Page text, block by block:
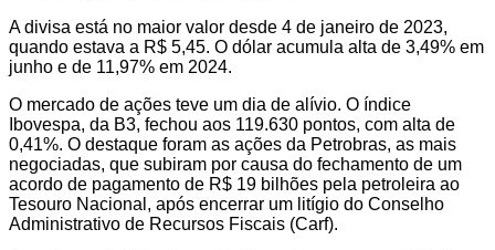
A divisa está no maior valor desde 4 de janeiro de 2023,
quando estava a R$ 5,45. O dólar acumula alta de 3,49% em
junho e de 11,97% em 2024.
O mercado de ações teve um dia de alívio. O índice
Ibovespa, da B3, fechou aos 119.630 pontos, com alta de
0,41%. O destaque foram as ações da Petrobras, as mais
negociadas, que subiram por causa do fechamento de um
acordo de pagamento de R$ 19 bilhões pela petroleira ao
Tesouro Nacional, após encerrar um litígio do Conselho
Administrativo de Recursos Fiscais (Carf).